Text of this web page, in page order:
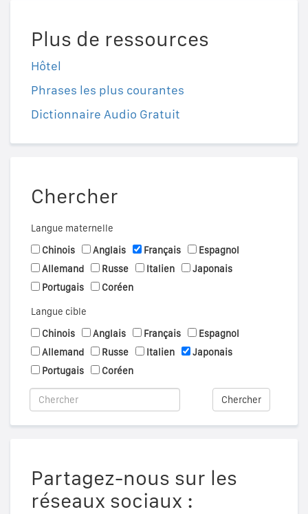
Plus de ressources
Hôtel
Phrases les plus courantes
Dictionnaire Audio Gratuit
Chercher
Langue maternelle
Chinois
Anglais Français
Espagnol
Allemand
Russe Italien
Japonais
Portugais
Coréen
Langue cible
Chinois
Anglais Français
Espagnol
Allemand
Russe Italien
Japonais
Portugais
Coréen
Chercher
Partagez-nous sur les
réseaux sociaux :